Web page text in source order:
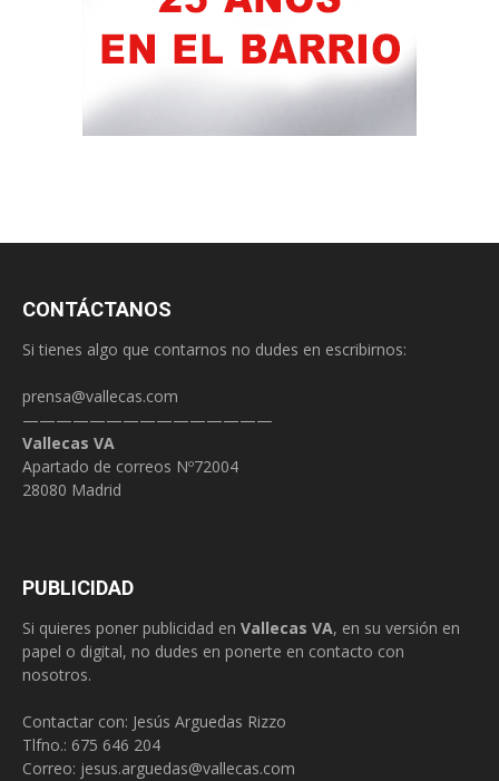
CONTÁCTANOS
Si tienes algo que contarnos no dudes en escribirnos:
prensa@vallecas.com
———————————————
Vallecas VA
Apartado de correos Nº72004
28080 Madrid
PUBLICIDAD
Si quieres poner publicidad en Vallecas VA, en su versión en
papel o digital, no dudes en ponerte en contacto con
nosotros.
Contactar con: Jesús Arguedas Rizzo
Tlfno.: 675 646 204
Correo: jesus.arguedas@vallecas.com